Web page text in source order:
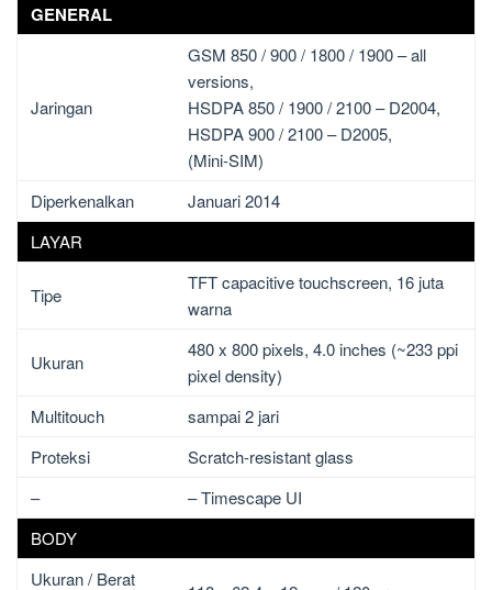
GENERAL
Jaringan
GSM 850 / 900 / 1800 / 1900 – all
versions,
HSDPA 850 / 1900 / 2100 – D2004,
HSDPA 900 / 2100 – D2005,
(Mini-SIM)
Diperkenalkan
Januari 2014
LAYAR
Tipe
TFT capacitive touchscreen, 16 juta
warna
Ukuran
480 x 800 pixels, 4.0 inches (~233 ppi
pixel density)
Multitouch
sampai 2 jari
Proteksi
Scratch-resistant glass
–
– Timescape UI
BODY
Ukuran / Berat